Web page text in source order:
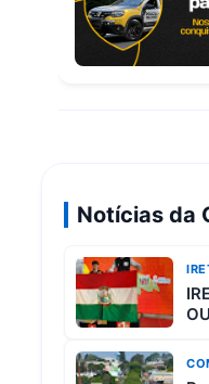
Notícias da